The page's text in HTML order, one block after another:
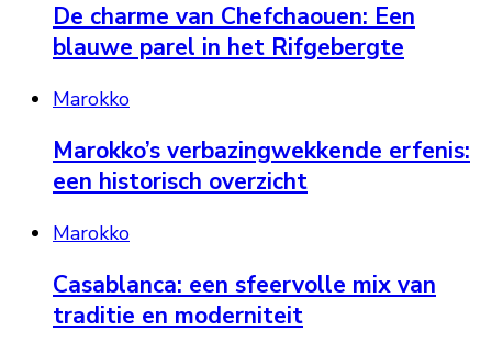
De charme van Chefchaouen: Een
blauwe parel in het Rifgebergte
Marokko
Marokko’s verbazingwekkende erfenis:
een historisch overzicht
Marokko
Casablanca: een sfeervolle mix van
traditie en moderniteit